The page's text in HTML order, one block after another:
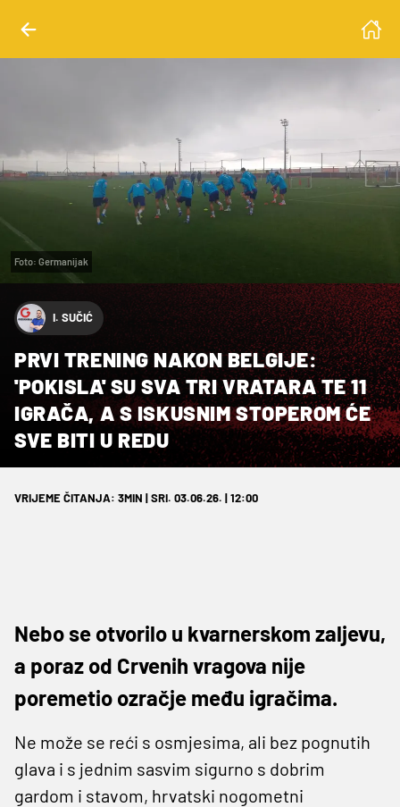
Foto: Germanijak
I. SUČIĆ
PRVI TRENING NAKON BELGIJE:
'POKISLA' SU SVA TRI VRATARA TE 11
IGRAČA, A S ISKUSNIM STOPEROM ĆE
SVE BITI U REDU
VRIJEME ČITANJA: 3MIN | SRI. 03.06.26. | 12:00
Nebo se otvorilo u kvarnerskom zaljevu,
a poraz od Crvenih vragova nije
poremetio ozračje među igračima.
Ne može se reći s osmjesima, ali bez pognutih
glava i s jednim sasvim sigurno s dobrim
gardom i stavom, hrvatski nogometni